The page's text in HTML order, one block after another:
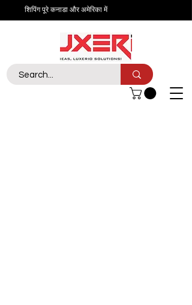
शिपिंग पूरे कनाडा और अमेरिका में